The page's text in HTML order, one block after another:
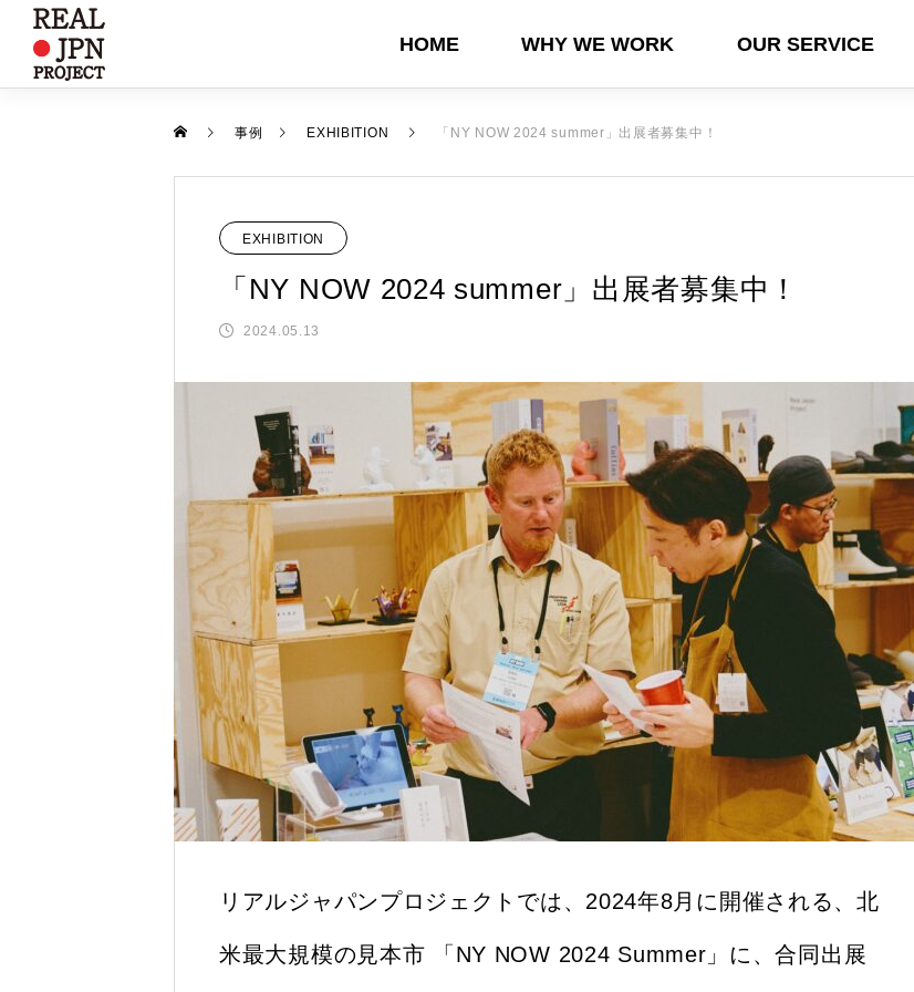
HOME WHY WE WORK OUR SERVICE
富士吉田ブランド バイヤーズガイド
2024.12.23
青森県伝統工芸品オフィシャルガイ
ドブック
2024.03.31
【イベント】堺キッチンセレクショ
ン フェア2024開催
2024.11.21
【岸本吉二商店】青山フラワーマー
ケットにてオリジナル菰樽展開
2024.01.04
『岩手県』東京インターナショナ
ル・ギフト・ショー春2026に出展し
ました2026.02.06
『（公財）奈良県地域産業振興セン
ター』東京インターナショナル・ギ
フト・ショー春2025に出展しました
2025.02.14
SHOPPE OBEJCT Winterに出展
しました
2025.02.04
「NY NOW 2025 winter」出展者募
集中！
2024.10.25
【対談記事公開】職る人たち 第十
回 屏風×IHクッキングヒーター
2025.08.25
【対談記事公開】職る人たち 第九
回アルミ染色×エコキュート
2025.04.01
事例 EXHIBITION 「NY NOW 2024 summer」出展者募集中！
EXHIBITION
「NY NOW 2024 summer」出展者募集中！
2024.05.13
リアルジャパンプロジェクトでは、2024年8月に開催される、北
米最大規模の見本市 「NY NOW 2024 Summer」に、合同出展